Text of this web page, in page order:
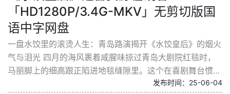
「HD1280P/3.4G-MKV」无剪切版国
语中字网盘
一盘水饺里的滚烫人生：青岛路演揭开《水饺皇后》的烟火
气与泪光 四月的海风裹着咸腥味掠过青岛大剧院红毯时，
马丽脚上的细高跟正陷进地毯缝隙里。这个在喜剧舞台惯常
撒欢的东北姑娘，此刻却因朱亚文突然提及臧阿姨当年...
发布时间：25-06-04